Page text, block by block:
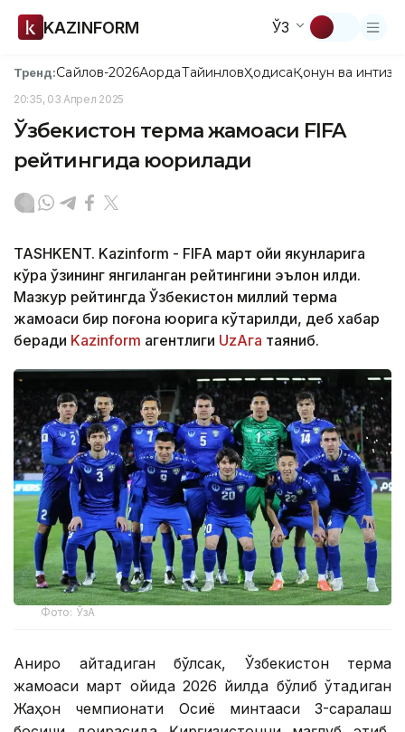
KAZINFORM ЎЗ
Тренд:Сайлов-2026АқордаТайинловҲодисаҚонун ва
20:35, 03 Апрел 2025
Ўзбекистон терма жамоаси FIFA
рейтингида юқорилади
TASHKENT. Kazinform - FIFA март ойи якунларига
кўра ўзининг янгиланган рейтингини эълон қилди.
Мазкур рейтингда Ўзбекистон миллий терма
жамоаси бир поғона юқорига кўтарилди, деб хабар
беради Kazinform агентлиги UzAга таяниб.
Фото: ЎзА
Аниқроқ айтадиган бўлсак, Ўзбекистон терма
жамоаси март ойида 2026 йилда бўлиб ўтадиган
Жаҳон чемпионати Осиё минтақаси 3-саралаш